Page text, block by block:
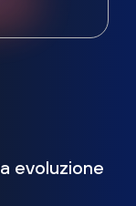
evoluzione